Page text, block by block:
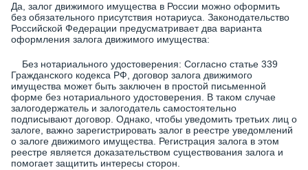
Да, залог движимого имущества в России можно оформить
без обязательного присутствия нотариуса. Законодательство
Российской Федерации предусматривает два варианта
оформления залога движимого имущества:
Без нотариального удостоверения: Согласно статье 339
Гражданского кодекса РФ, договор залога движимого
имущества может быть заключен в простой письменной
форме без нотариального удостоверения. В таком случае
залогодержатель и залогодатель самостоятельно
подписывают договор. Однако, чтобы уведомить третьих лиц о
залоге, важно зарегистрировать залог в реестре уведомлений
о залоге движимого имущества. Регистрация залога в этом
реестре является доказательством существования залога и
помогает защитить интересы сторон.